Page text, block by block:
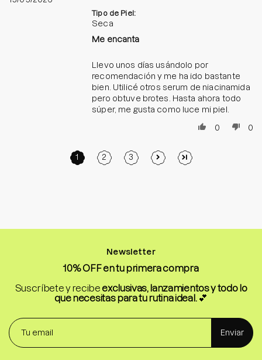
Tipo de Piel:
Seca
Me encanta
Llevo unos días usándolo por
recomendación y me ha ido bastante
bien. Utilicé otros serum de niacinamida
pero obtuve brotes. Hasta ahora todo
súper, me gusta como luce mi piel.
0
0
1 2 3
Newsletter
10% OFF en tu primera compra
Suscríbete y recibeexclusivas, lanzamientos y todo lo
que necesitas para tu rutina ideal.💕
Enviar